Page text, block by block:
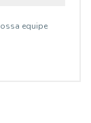
equipe